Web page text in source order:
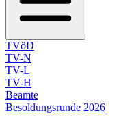
TVöD
TV-N
TV-L
TV-H
Beamte
Besoldungsrunde 2026